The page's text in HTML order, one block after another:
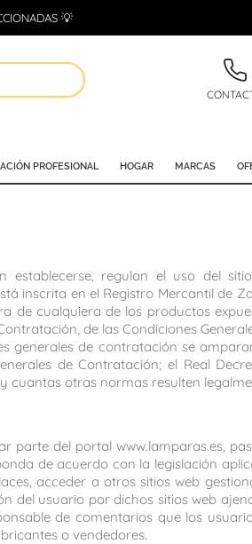
💡
PROFESIONAL HOGAR MARCAS
regulan el uso del
inscrita en el Registro Mercantil de
de cualquiera de los productos
de las Condiciones
generales de contratación se
de Contratación; el Real
cuantas otras normas resulten
parte del portal www.lamparas.es,
de acuerdo con la legislación
acceder a otros sitios web
del usuario por dichos sitios web
de comentarios que los
o vendedores.